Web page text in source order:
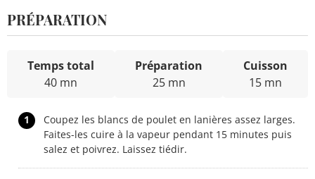
PRÉPARATION
Temps total
40 mn
Préparation
25 mn
Cuisson
15 mn
1
Coupez les blancs de poulet en lanières assez larges.
Faites-les cuire à la vapeur pendant 15 minutes puis
salez et poivrez. Laissez tiédir.